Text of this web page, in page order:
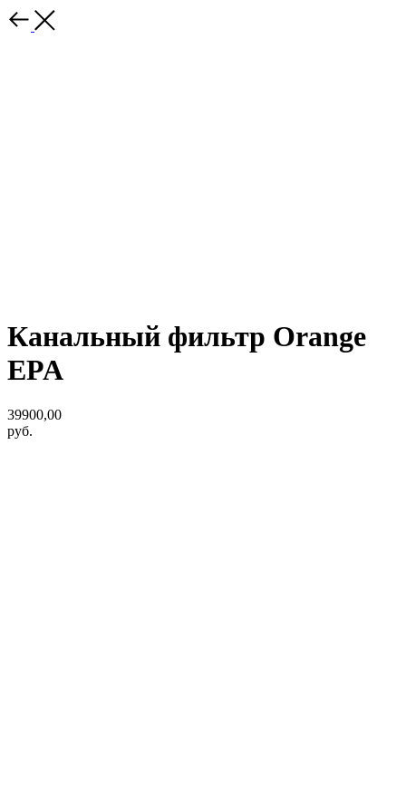
Канальный фильтр Orange
EPA
39900,00
руб.